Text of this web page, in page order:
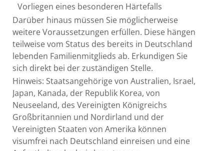
Vorliegen eines besonderen Härtefalls
Darüber hinaus müssen Sie möglicherweise
weitere Voraussetzungen erfüllen. Diese hängen
teilweise vom Status des bereits in Deutschland
lebenden Familienmitglieds ab. Erkundigen Sie
sich direkt bei der zuständigen Stelle.
Hinweis: Staatsangehörige von Australien, Israel,
Japan, Kanada, der Republik Korea, von
Neuseeland, des Vereinigten Königreichs
Großbritannien und Nordirland und der
Vereinigten Staaten von Amerika können
visumfrei nach Deutschland einreisen und eine